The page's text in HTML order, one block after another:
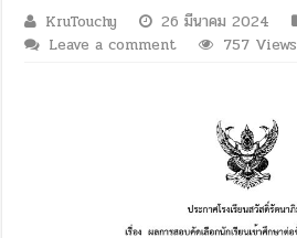
KruTouchy 26 มีนาคม 2024
Leave a comment
757 Views